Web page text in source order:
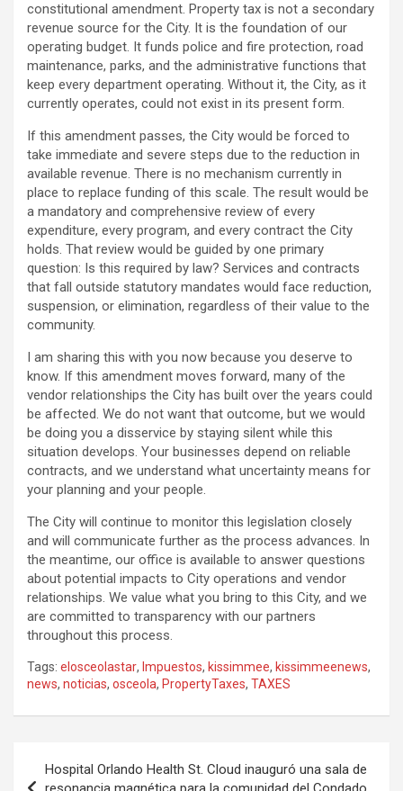
constitutional amendment. Property tax is not a secondary
revenue source for the City. It is the foundation of our
operating budget. It funds police and fire protection, road
maintenance, parks, and the administrative functions that
keep every department operating. Without it, the City, as it
currently operates, could not exist in its present form.
If this amendment passes, the City would be forced to
take immediate and severe steps due to the reduction in
available revenue. There is no mechanism currently in
place to replace funding of this scale. The result would be
a mandatory and comprehensive review of every
expenditure, every program, and every contract the City
holds. That review would be guided by one primary
question: Is this required by law? Services and contracts
that fall outside statutory mandates would face reduction,
suspension, or elimination, regardless of their value to the
community.
I am sharing this with you now because you deserve to
know. If this amendment moves forward, many of the
vendor relationships the City has built over the years could
be affected. We do not want that outcome, but we would
be doing you a disservice by staying silent while this
situation develops. Your businesses depend on reliable
contracts, and we understand what uncertainty means for
your planning and your people.
The City will continue to monitor this legislation closely
and will communicate further as the process advances. In
the meantime, our office is available to answer questions
about potential impacts to City operations and vendor
relationships. We value what you bring to this City, and we
are committed to transparency with our partners
throughout this process.
Tags: elosceolastar, Impuestos, kissimmee, kissimmeenews,
news, noticias, osceola, PropertyTaxes, TAXES
Hospital Orlando Health St. Cloud inauguró una sala de